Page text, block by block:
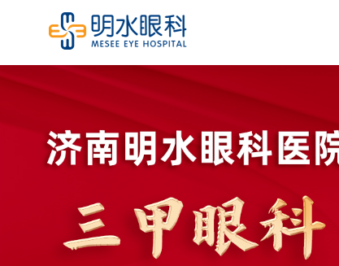
以病人为中心，精做眼科，成
邮箱： jneye@sina.com
地址: 章丘新火车站、汽车站以北500米
以病人为中心，精
明
热线: 0531-83778120
邮箱： jneye@sina.com
地址: 章丘新火车站、汽
以病人为中心，
明
热线: 0531-83778120
邮箱： jneye@sina.com
地址: 章丘新火车站、